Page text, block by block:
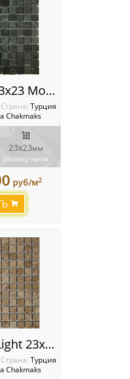
Damascus 23x23 Мозаика Chakmaks
Cтрана: Турция
Chakmaks
23х23мм
размер чипа
руб/м2
Emperador Light 23x23 Мозаика Chakmaks
Cтрана: Турция
Chakmaks